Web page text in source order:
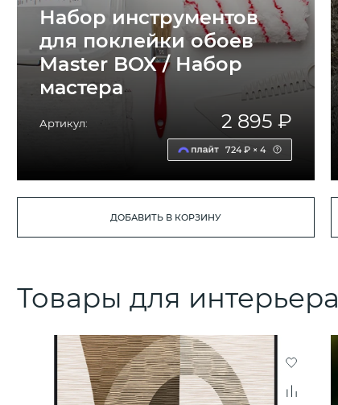
Набор инструментов
для поклейки обоев
Master BOX / Набор
мастера
Артикул: 2 895 ₽
724 ₽ × 4
ДОБАВИТЬ В КОРЗИНУ
Товары для интерьера